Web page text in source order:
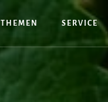
THEMEN SERVICE